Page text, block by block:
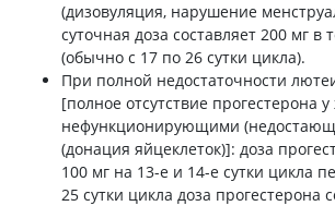
(дизовуляция, нарушение
суточная доза составляет 200 мг в
(обычно с 17 по 26 сутки цикла).
При полной недостаточности
[полное отсутствие прогестерона
нефункционирующими
(донация яйцеклеток)]: доза
100 мг на 13-е и 14-е сутки цикла
25 сутки цикла доза прогестерона